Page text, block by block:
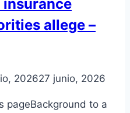
insurance
allege –
202627 junio, 2026
pageBackground to a